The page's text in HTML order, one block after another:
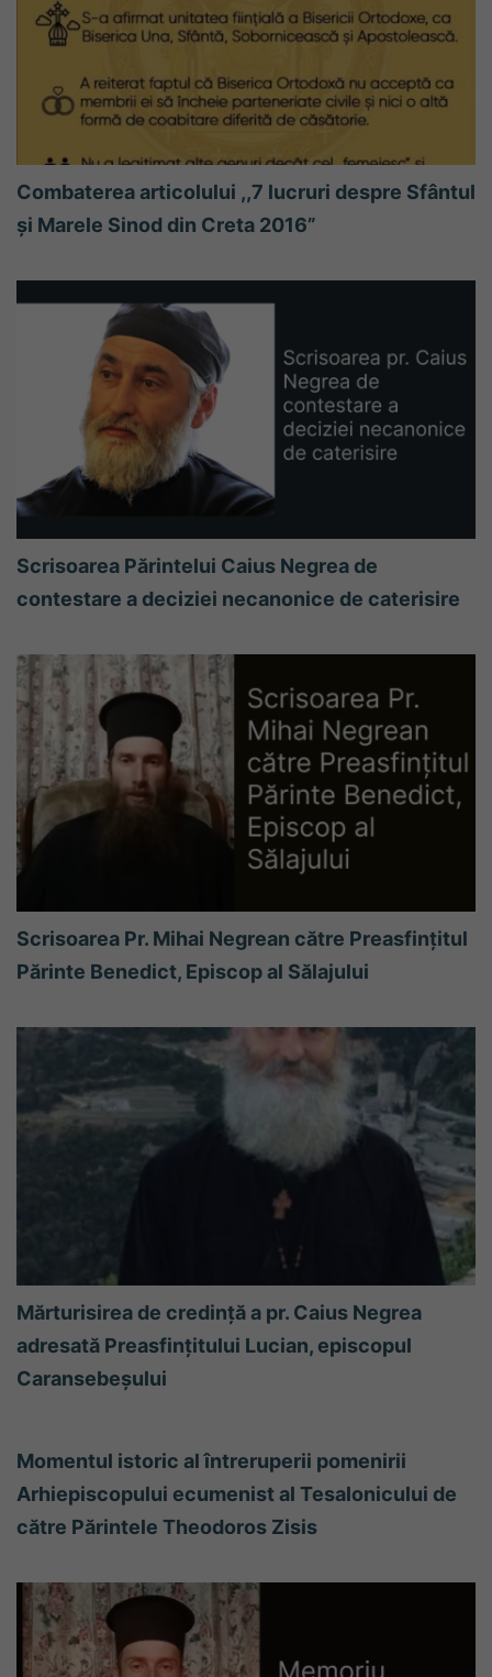
Combaterea articolului ,,7 lucruri despre Sfântul
și Marele Sinod din Creta 2016”
Scrisoarea Părintelui Caius Negrea de
contestare a deciziei necanonice de caterisire
Scrisoarea Pr. Mihai Negrean către Preasfințitul
Părinte Benedict, Episcop al Sălajului
Mărturisirea de credință a pr. Caius Negrea
adresată Preasfințitului Lucian, episcopul
Caransebeșului
Momentul istoric al întreruperii pomenirii
Arhiepiscopului ecumenist al Tesalonicului de
către Părintele Theodoros Zisis